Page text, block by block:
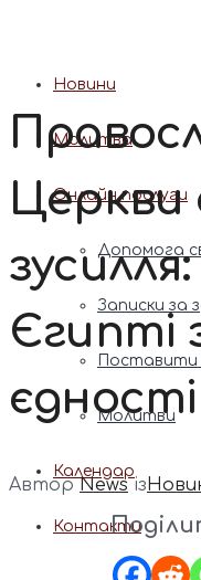
Новини
Молитва
Онлайн послуги
Допомога
Записки за
Поставити
Молитви
Календар
Контакти
Церкви
Єгипті
єдності
АвторNews із